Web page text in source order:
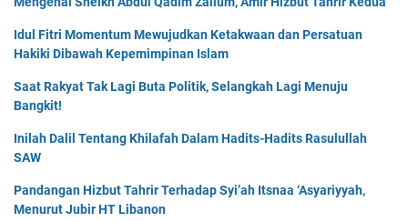
Idul Fitri Momentum Mewujudkan Ketakwaan dan Persatuan
Hakiki Dibawah Kepemimpinan Islam
Saat Rakyat Tak Lagi Buta Politik, Selangkah Lagi Menuju
Bangkit!
Inilah Dalil Tentang Khilafah Dalam Hadits-Hadits Rasulullah
SAW
Pandangan Hizbut Tahrir Terhadap Syi’ah Itsnaa ‘Asyariyyah,
Menurut Jubir HT Libanon